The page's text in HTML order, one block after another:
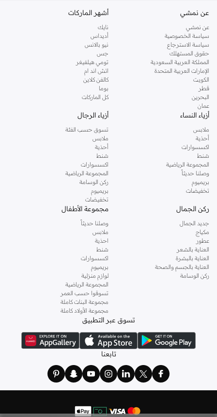
عن نمشي
عن نمشي
سياسة الخصوصية
سياسة الاسترجاع
حقوق المستهلك
المملكة العربية السعودية
الإمارات العربية المتحدة
الكويت
قطر
البحرين
عمان
أشهر الماركات
نايك
أديداس
نيو بالانس
جس
تومي هيلفيغر
اتش اند ام
كالفن كلاين
بوما
كل الماركات
أزياء النساء
ملابس
أحذية
اكسسوارات
شنط
المجموعة الرياضية
وصلنا حديثاً
بريميوم
تخفيضات
أزياء الرجال
تسوق حسب الفئة
ملابس
أحذية
شنط
اكسسوارات
المجموعة الرياضية
ركن الوسامة
بريميوم
تخفيضات
ركن الجمال
جديد الجمال
مكياج
عطور
العناية بالشعر
العناية بالبشرة
العناية بالجسم والصحة
ركن الوسامة
مجموعة الأطفال
وصلنا حديثاً
ملابس
احذية
شنط
اكسسوارات
بريميوم
لوازم منزلية
المجموعة الرياضية
تسوقوا حسب العمر
مجموعة البنات كاملة
مجموعة الأولاد كاملة
تسوق عبر التطبيق
تابعنا